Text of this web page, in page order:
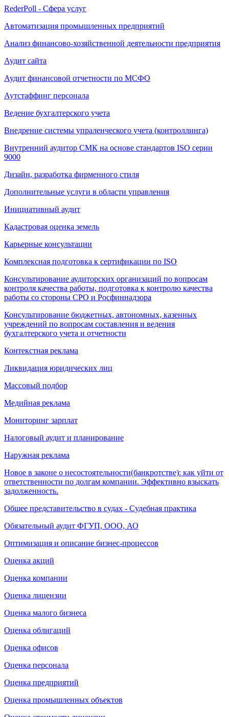
RederPoll - Сфера услуг
Автоматизация промышленных предприятий
Анализ финансово-хозяйственной деятельности предприятия
Аудит сайта
Аудит финансовой отчетности по МСФО
Аутстаффинг персонала
Ведение бухгалтерского учета
Внедрение системы упраленческого учета (контроллинга)
Внутренний аудитор СМК на основе стандартов ISO серии
9000
Дизайн, разработка фирменного стиля
Дополнительные услуги в области управления
Инициативный аудит
Кадастровая оценка земель
Карьерные консультации
Комплексная подготовка к сертификации по ISO
Консультирование аудиторских организаций по вопросам
контроля качества работы, подготовка к контролю качества
работы со стороны СРО и Росфиннадзора
Консультирование бюджетных, автономных, казенных
учреждений по вопросам составления и ведения
бухгалтерского учета и отчетности
Контекстная реклама
Ликвидация юридических лиц
Массовый подбор
Медийная реклама
Мониторинг зарплат
Налоговый аудит и планирование
Наружная реклама
Новое в законе о несостоятельности(банкротстве): как уйти от
ответственности по долгам компании. Эффективно взыскать
задолженность.
Общее представительство в судах - Судебная практика
Обязательный аудит ФГУП, ООО, АО
Оптимизация и описание бизнес-процессов
Оценка акций
Оценка компании
Оценка лицензии
Оценка малого бизнеса
Оценка облигаций
Оценка офисов
Оценка персонала
Оценка предприятий
Оценка промышленных объектов